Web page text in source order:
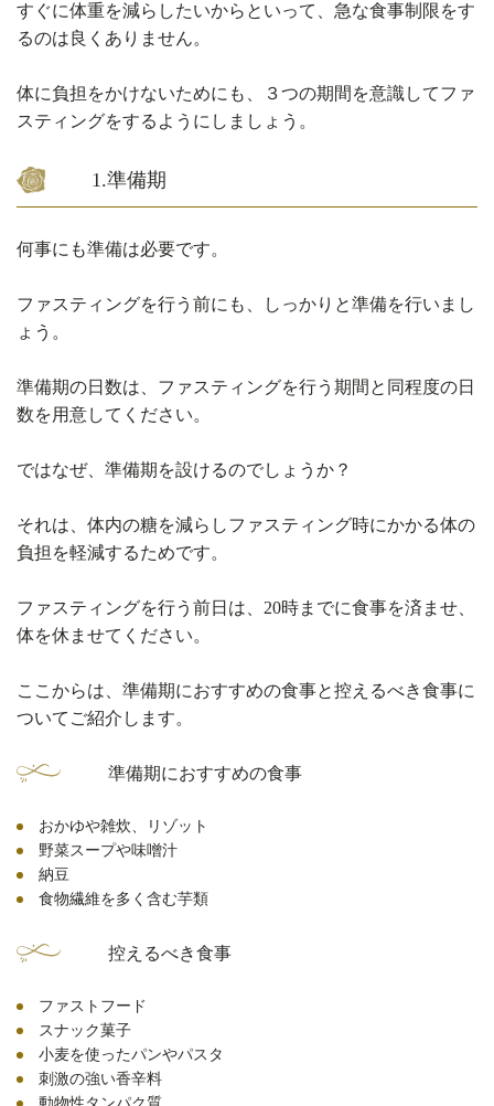
すぐに体重を減らしたいからといって、急な食事制限をす
るのは良くありません。
体に負担をかけないためにも、３つの期間を意識してファ
スティングをするようにしましょう。
1.準備期
何事にも準備は必要です。
ファスティングを行う前にも、しっかりと準備を行いまし
ょう。
準備期の日数は、ファスティングを行う期間と同程度の日
数を用意してください。
ではなぜ、準備期を設けるのでしょうか？
それは、体内の糖を減らしファスティング時にかかる体の
負担を軽減するためです。
ファスティングを行う前日は、20時までに食事を済ませ、
体を休ませてください。
ここからは、準備期におすすめの食事と控えるべき食事に
ついてご紹介します。
準備期におすすめの食事
おかゆや雑炊、リゾット
野菜スープや味噌汁
納豆
食物繊維を多く含む芋類
控えるべき食事
ファストフード
スナック菓子
小麦を使ったパンやパスタ
刺激の強い香辛料